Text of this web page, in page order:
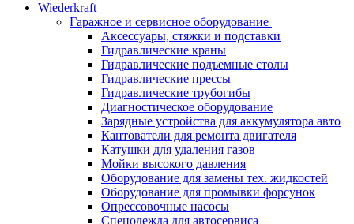
Wiederkraft
Гаражное и сервисное оборудование
Аксессуары, стяжки и подставки
Гидравлические краны
Гидравлические подъемные столы
Гидравлические прессы
Гидравлические трубогибы
Диагностическое оборудование
Зарядные устройства для аккумулятора авто
Кантователи для ремонта двигателя
Катушки для удаления газов
Мойки высокого давления
Оборудование для замены тех. жидкостей
Оборудование для промывки форсунок
Опрессовочные насосы
Спецодежда для автосервиса